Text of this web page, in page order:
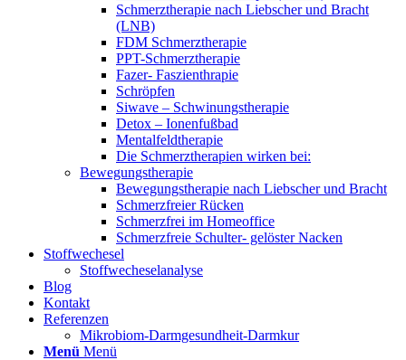
Schmerztherapie nach Liebscher und Bracht
(LNB)
FDM Schmerztherapie
PPT-Schmerztherapie
Fazer- Faszienthrapie
Schröpfen
Siwave – Schwinungstherapie
Detox – Ionenfußbad
Mentalfeldtherapie
Die Schmerztherapien wirken bei:
Bewegungstherapie
Bewegungstherapie nach Liebscher und Bracht
Schmerzfreier Rücken
Schmerzfrei im Homeoffice
Schmerzfreie Schulter- gelöster Nacken
Stoffwechesel
Stoffwecheselanalyse
Blog
Kontakt
Referenzen
Mikrobiom-Darmgesundheit-Darmkur
Menü Menü